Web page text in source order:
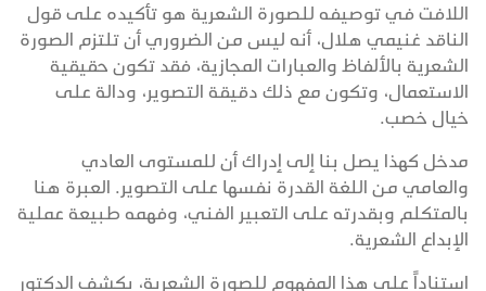
اللافت في توصيفه للصورة الشعرية هو تأكيده على قول
الناقد غنيمي هلال، أنه ليس من الضروري أن تلتزم الصورة
الشعرية بالألفاظ والعبارات المجازية، فقد تكون حقيقية
الاستعمال، وتكون مع ذلك دقيقة التصوير، ودالة على
خيال خصب.
مدخل كهذا يصل بنا إلى إدراك أن للمستوى العادي
والعامي من اللغة القدرة نفسها على التصوير. العبرة هنا
بالمتكلم وبقدرته على التعبير الفني، وفهمه طبيعة عملية
الإبداع الشعرية.
استناداً على هذا المفهوم للصورة الشعرية، يكشف الدكتور